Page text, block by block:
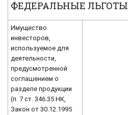
ФЕДЕРАЛЬНЫЕ ЛЬГОТЫ
Имущество
инвесторов,
используемое для
деятельности,
предусмотренной
соглашением о
разделе продукции
(п. 7 ст. 346.35 НК,
Закон от 30.12.1995